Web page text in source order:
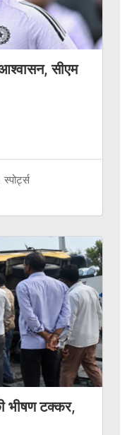
सीएम
स्पोर्ट्स
भीषण टक्कर,